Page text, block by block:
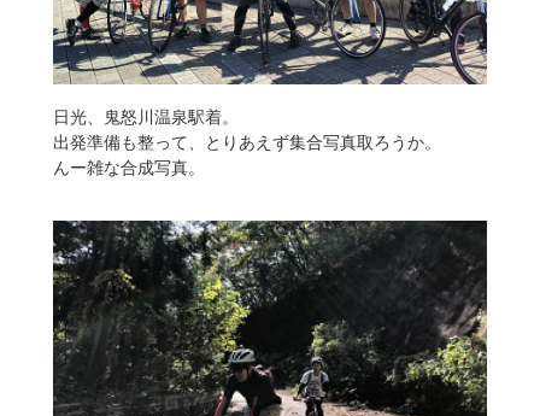
日光、鬼怒川温泉駅着。
出発準備も整って、とりあえず集合写真取ろうか。
んー雑な合成写真。